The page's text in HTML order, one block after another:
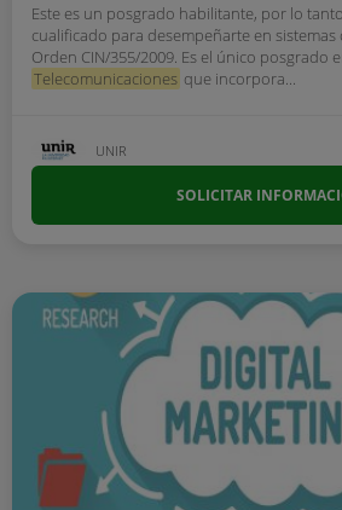
Este es un posgrado habilitante, por lo
cualificado para desempeñarte en
Orden CIN/355/2009. Es el único posgrado
Telecomunicaciones que incorpora...
UNIR
SOLICITAR